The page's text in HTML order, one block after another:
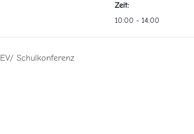
Zeit:
10:00 - 14:00
EV/ Schulkonferenz